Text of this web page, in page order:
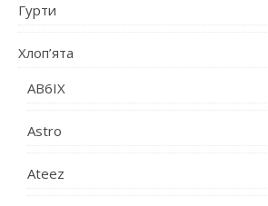
Гурти
Хлоп’ята
AB6IX
Astro
Ateez